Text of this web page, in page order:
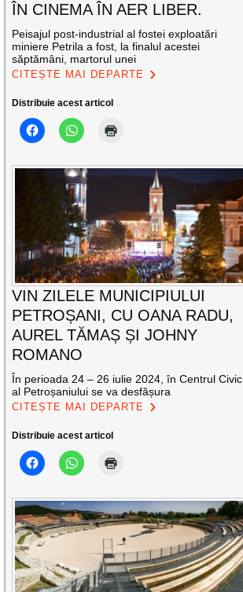
ÎN CINEMA ÎN AER LIBER.
Peisajul post-industrial al fostei exploatări
miniere Petrila a fost, la finalul acestei
săptămâni, martorul unei
CITEȘTE MAI DEPARTE
Distribuie acest articol
VIN ZILELE MUNICIPIULUI
PETROȘANI, CU OANA RADU,
AUREL TĂMAȘ ȘI JOHNY
ROMANO
În perioada 24 – 26 iulie 2024, în Centrul Civic
al Petroșaniului se va desfășura
CITEȘTE MAI DEPARTE
Distribuie acest articol